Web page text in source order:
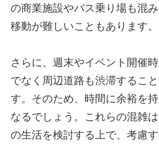
の商業施設やバス乗り場も混
移動が難しいこともあります。
さらに、週末やイベント開催
でなく周辺道路も渋滞するこ
す。そのため、時間に余裕を
なるでしょう。これらの混雑
の生活を検討する上で、考慮